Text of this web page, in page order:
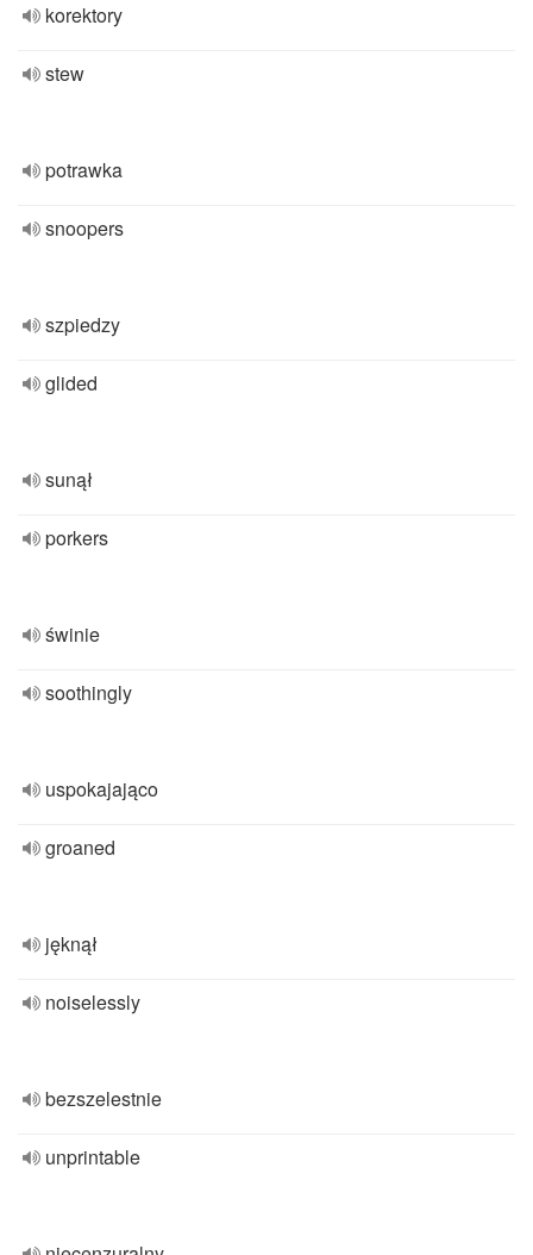
korektory
stew
potrawka
snoopers
szpiedzy
glided
sunął
porkers
świnie
soothingly
uspokajająco
groaned
jęknął
noiselessly
bezszelestnie
unprintable